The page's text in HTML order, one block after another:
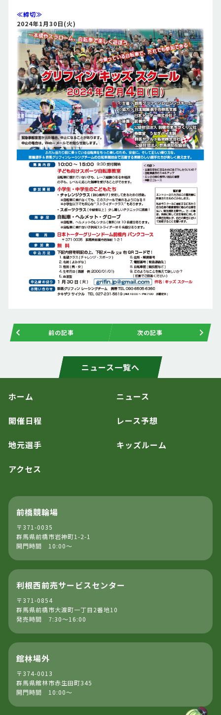
≪締切≫
2024年1月30日(火)
前の記事 次の記事
ニュース一覧へ
ホーム ニュース
開催日程 レース予想
地元選手 キッズルーム
アクセス
前橋競輪場
〒371-0035
群馬県前橋市岩神町1-2-1
開門時間 10:00～
利根西前売サービスセンター
〒371-0854
群馬県前橋市大渡町一丁目2番地10
発売時間 7:30～16:00
館林場外
〒374-0013
群馬県館林市赤生田町345
開門時間 10:00～